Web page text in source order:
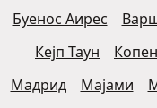
Буенос Аирес
Кејп Таун
Мадрид
Мајами